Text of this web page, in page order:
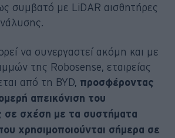
συμβατό με LiDAR αισθητήρες
να συνεργαστεί ακόμη και με
της Robosense, εταιρείας
από τη BYD, προσφέροντας
απεικόνιση του
σε σχέση με τα συστήματα
χρησιμοποιούνται σήμερα σε